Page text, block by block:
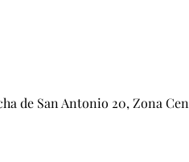
de San Antonio 20, Zona